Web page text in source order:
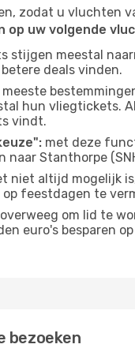
zodat u vluchten
op uw volgende
stijgen meestal
deals vinden.
meeste
hun vliegtickets.
vindt.
met deze
naar Stanthorpe
niet altijd mogelijk
feestdagen te
overweeg om lid te
euro's besparen
bezoeken